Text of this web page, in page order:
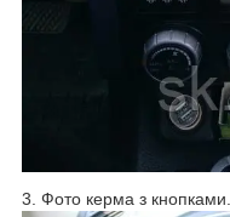
3. Фото керма з кнопками.